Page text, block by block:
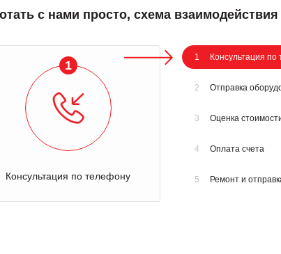
с нами просто, схема взаимодействия
1
Консультация по телефону
1 Консультация по
2 Отправка
3 Оценка
4 Оплата счета
5 Ремонт и